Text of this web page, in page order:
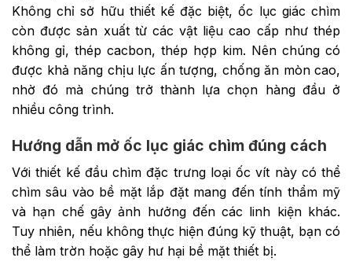
Không chỉ sở hữu thiết kế đặc biệt, ốc lục giác chìm
còn được sản xuất từ các vật liệu cao cấp như thép
không gỉ, thép cacbon, thép hợp kim. Nên chúng có
được khả năng chịu lực ấn tượng, chống ăn mòn cao,
nhờ đó mà chúng trở thành lựa chọn hàng đầu ở
nhiều công trình.
Hướng dẫn mở ốc lục giác chìm đúng cách
Với thiết kế đầu chìm đặc trưng loại ốc vít này có thể
chìm sâu vào bề mặt lắp đặt mang đến tính thẩm mỹ
và hạn chế gây ảnh hưởng đến các linh kiện khác.
Tuy nhiên, nếu không thực hiện đúng kỹ thuật, bạn có
thể làm trờn hoặc gây hư hại bề mặt thiết bị.